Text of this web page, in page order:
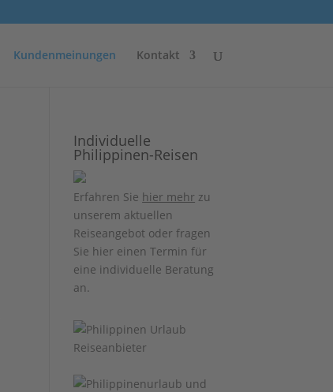
Kundenmeinungen Kontakt
Individuelle
Philippinen-Reisen
Erfahren Sie hier mehr zu
unserem aktuellen
Reiseangebot oder fragen
Sie hier einen Termin für
eine individuelle Beratung
an.